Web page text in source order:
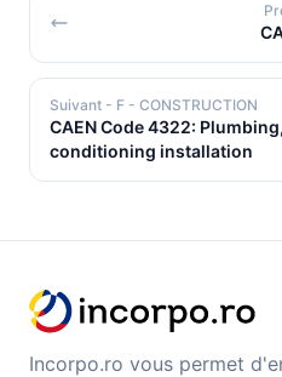
Suivant - F - CONSTRUCTION
CAEN Code 4322:
conditioning installation
Incorpo.ro vous permet